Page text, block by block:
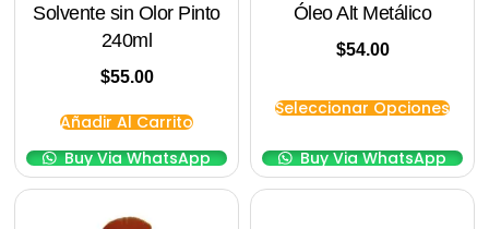
Solvente sin Olor Pinto
240ml
$55.00
Añadir Al Carrito
Buy Via WhatsApp
Óleo Alt Metálico
$54.00
Seleccionar Opciones
Buy Via WhatsApp